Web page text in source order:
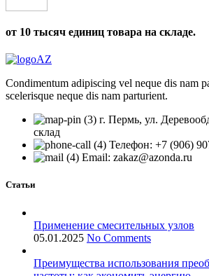
от 10 тысяч единиц товара на складе.
Condimentum adipiscing vel neque dis nam
scelerisque neque dis nam parturient.
г. Пермь, ул.
склад
Телефон: +7 (906)
Email: zakaz@azonda.ru
Статьи
Применение смесительных узлов
05.01.2025 No Comments
Преимущества использования